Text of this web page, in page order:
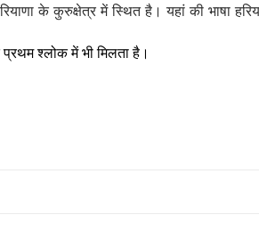
के कुरुक्षेत्र में स्थित है। यहां की भाषा
प्रथम श्लोक में भी मिलता है।